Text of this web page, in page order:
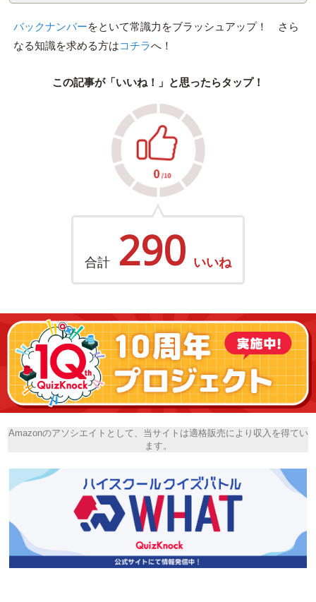
バックナンバーをといて常識力をブラッシュアップ！ さら
なる知識を求める方はコチラへ！
この記事が「いいね！」と思ったらタップ！
合計 290 いいね
Amazonのアソシエイトとして、当サイトは適格販売により収入を得てい
ます。